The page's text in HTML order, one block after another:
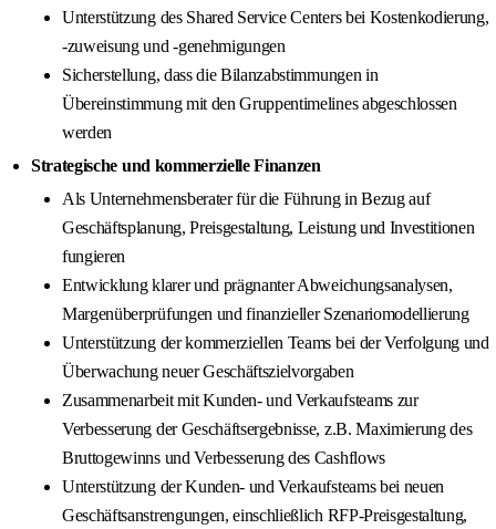
Unterstützung des Shared Service Centers bei Kostenkodierung,
-zuweisung und -genehmigungen
Sicherstellung, dass die Bilanzabstimmungen in
Übereinstimmung mit den Gruppentimelines abgeschlossen
werden
Strategische und kommerzielle Finanzen
Als Unternehmensberater für die Führung in Bezug auf
Geschäftsplanung, Preisgestaltung, Leistung und Investitionen
fungieren
Entwicklung klarer und prägnanter Abweichungsanalysen,
Margenüberprüfungen und finanzieller Szenariomodellierung
Unterstützung der kommerziellen Teams bei der Verfolgung und
Überwachung neuer Geschäftszielvorgaben
Zusammenarbeit mit Kunden- und Verkaufsteams zur
Verbesserung der Geschäftsergebnisse, z.B. Maximierung des
Bruttogewinns und Verbesserung des Cashflows
Unterstützung der Kunden- und Verkaufsteams bei neuen
Geschäftsanstrengungen, einschließlich RFP-Preisgestaltung,